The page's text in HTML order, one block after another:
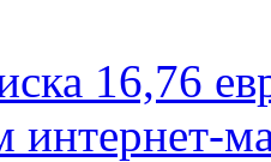
16,76